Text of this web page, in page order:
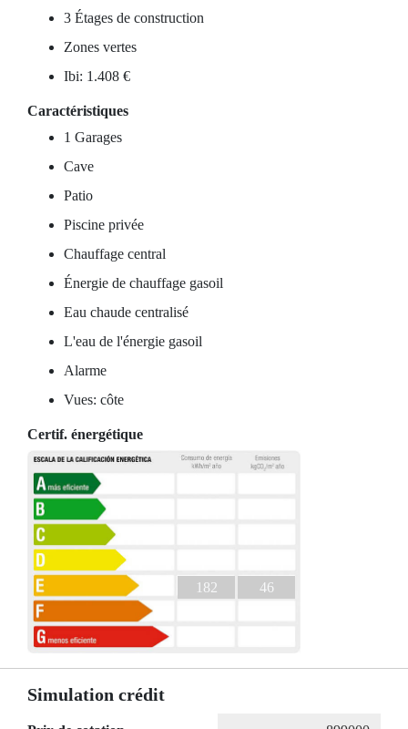
3 Étages de construction
Zones vertes
Ibi: 1.408 €
Caractéristiques
1 Garages
Cave
Patio
Piscine privée
Chauffage central
Énergie de chauffage gasoil
Eau chaude centralisé
L'eau de l'énergie gasoil
Alarme
Vues: côte
Certif. énergétique
182 46
Simulation crédit